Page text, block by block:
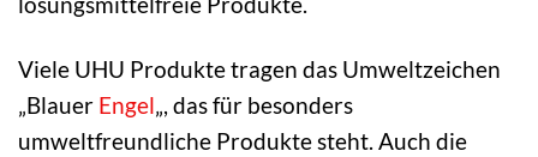
Viele UHU Produkte tragen das Umweltzeichen
„Blauer Engel„, das für besonders
umweltfreundliche Produkte steht. Auch die